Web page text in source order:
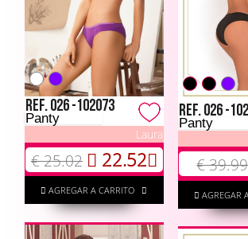
Ref. 026 -102073
Panty
Laura
€ 25.02 22.52
AGREGAR A CARRITO
Ref. 026 -
Panty
€ 39.99
AGREGAR